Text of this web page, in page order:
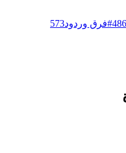
486
#فرق وردود573